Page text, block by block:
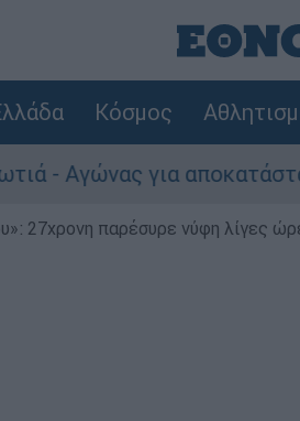
Κόσμος
για αποκατάσταση πριν
27χρονη παρέσυρε νύφη λίγες